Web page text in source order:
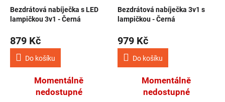
Bezdrátová nabíječka s LED
lampičkou 3v1 - Černá
879 Kč
Do košíku
Momentálně
nedostupné
Bezdrátová nabíječka 3v1 s
lampičkou - Černá
979 Kč
Do košíku
Momentálně
nedostupné